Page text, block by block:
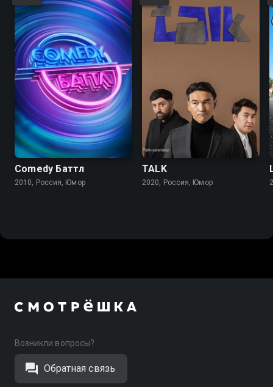
Comedy Баттл
2010, Россия, Юмор
TALK
2020, Россия, Юмор
Возникли вопросы?
Обратная связь